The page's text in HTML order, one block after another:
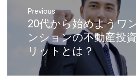
Previous
20代から始めようワ
ンションの不動産投
リットとは？